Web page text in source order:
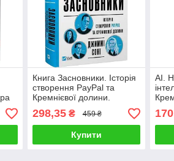
Книга Засновники. Історія
створення PayPal та
Кремнієвої долини.
Джиммі Сонні
298,35₴ 459 ₴
Купити
AI.